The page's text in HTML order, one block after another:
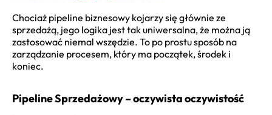
Chociaż pipeline biznesowy kojarzy się głównie ze
sprzedażą, jego logika jest tak uniwersalna, że można ją
zastosować niemal wszędzie. To po prostu sposób na
zarządzanie procesem, który ma początek, środek i
koniec.
Pipeline Sprzedażowy – oczywista oczywistość